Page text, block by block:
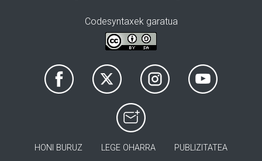
Codesyntaxek garatua
HONI BURUZ LEGE OHARRA PUBLIZITATEA